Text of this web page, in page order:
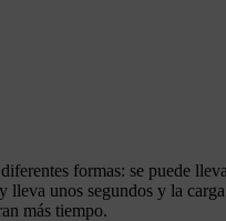
formas: se puede
lleva unos segundos y la
más tiempo.